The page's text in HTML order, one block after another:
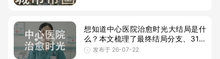
想知道中心医院治愈时光大结局是什
么？本文梳理了最终结局分支、31关
钻石获取、28关通关技巧以及杂志架
发布于 26-07-22